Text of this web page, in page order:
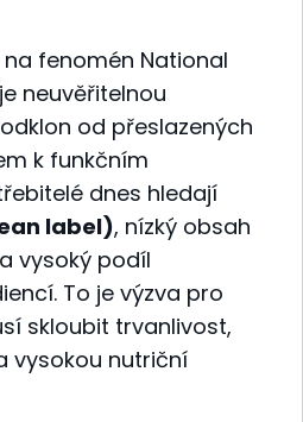
fenomén National
neuvěřitelnou
od přeslazených
k funkčním
dnes hledají
label), nízký obsah
vysoký podíl
To je výzva pro
skloubit trvanlivost,
vysokou nutriční